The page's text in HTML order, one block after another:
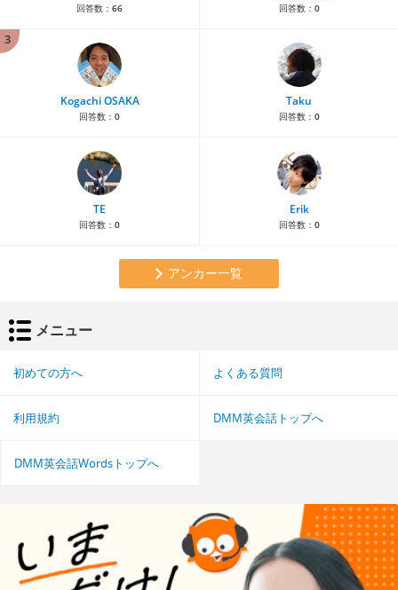
回答数： 66 回答数： 0
3
Kogachi OSAKA
回答数： 0
Taku
回答数： 0
TE
回答数： 0
Erik
回答数： 0
アンカー一覧
メニュー
初めての方へ よくある質問
利用規約 DMM英会話トップへ
DMM英会話Wordsトップへ